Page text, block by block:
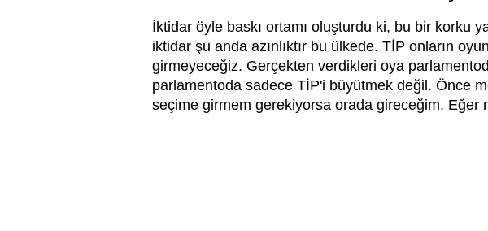
İktidar öyle baskı ortamı oluşturdu ki, bu bir korku
iktidar şu anda azınlıktır bu ülkede. TİP onların
girmeyeceğiz. Gerçekten verdikleri oya
parlamentoda sadece TİP'i büyütmek değil. Önce
seçime girmem gerekiyorsa orada gireceğim. Eğer